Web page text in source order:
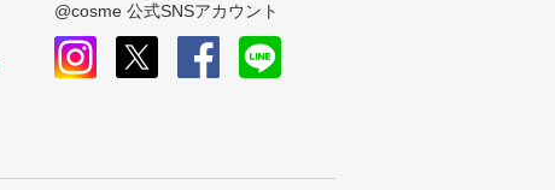
@cosme 公式SNSアカウント